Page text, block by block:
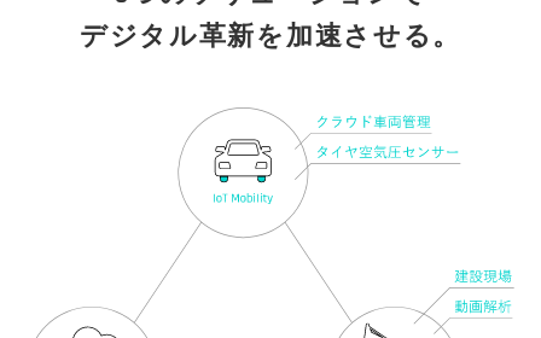
デジタル革新を加速させる。